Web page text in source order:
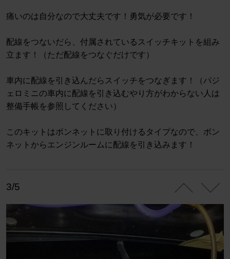
痛いのは自分なので大丈夫です！勇気が必要です！
配線をつないだら、付属されているスイッチキットを組み
立ます！（ただ配線をつなぐだけです）
車内に配線を引き込んだらスイッチをつなぎます！（パジ
ェロミニの車内に配線を引き込むやり方がわからない人は
整備手帳を参照してください）
このキットはボンネットに取り付けるタイプなので、ボン
ネットからエンジンルームに配線を引き込みます！
3/5